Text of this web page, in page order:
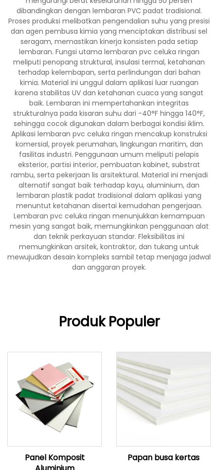
dibandingkan dengan lembaran PVC padat tradisional.
Proses produksi melibatkan pengendalian suhu yang presisi
dan agen pembusa kimia yang menciptakan distribusi sel
seragam, memastikan kinerja konsisten pada setiap
lembaran. Fungsi utama lembaran pvc celuka ringan
meliputi penopang struktural, insulasi termal, ketahanan
terhadap kelembapan, serta perlindungan dari bahan
kimia. Material ini unggul dalam aplikasi luar ruangan
karena stabilitas UV dan ketahanan cuaca yang sangat
baik. Lembaran ini mempertahankan integritas
strukturalnya pada kisaran suhu dari -40°F hingga 140°F,
sehingga cocok digunakan dalam berbagai kondisi iklim.
Aplikasi lembaran pvc celuka ringan mencakup konstruksi
komersial, proyek perumahan, lingkungan maritim, dan
fasilitas industri. Penggunaan umum meliputi pelapis
eksterior, partisi interior, pembuatan kabinet, substrat
rambu, serta pekerjaan lis arsitektural. Material ini menjadi
alternatif sangat baik terhadap kayu, aluminium, dan
lembaran plastik padat tradisional dalam aplikasi yang
menuntut ketahanan disertai kemudahan pengerjaan.
Lembaran pvc celuka ringan menunjukkan kemampuan
mesin yang sangat baik, memungkinkan penggunaan alat
dan teknik perkayuan standar. Fleksibilitas ini
memungkinkan arsitek, kontraktor, dan tukang untuk
mewujudkan desain kompleks sambil tetap menjaga jadwal
dan anggaran proyek.
Produk Populer
Panel Komposit
Papan busa kertas